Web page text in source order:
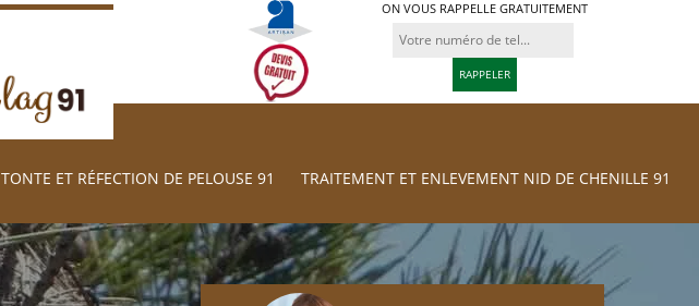
ON VOUS RAPPELLE GRATUITEMENT
TONTE ET RÉFECTION DE PELOUSE 91 TRAITEMENT ET ENLEVEMENT NID DE CHENILLE 91